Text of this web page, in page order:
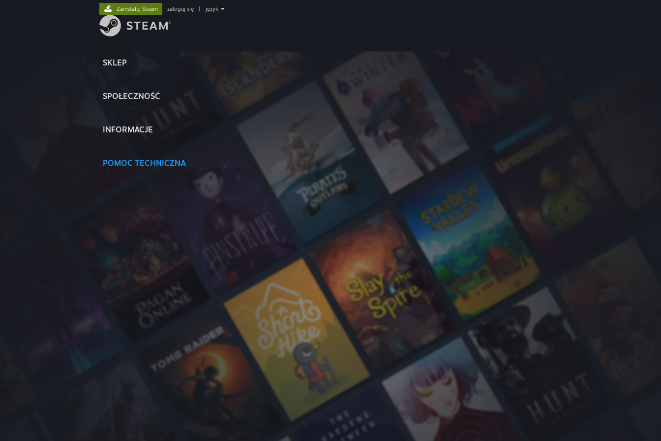
SKLEP
SPOŁECZNOŚĆ
INFORMACJE
POMOC TECHNICZNA
Zainstaluj Steam zaloguj się język